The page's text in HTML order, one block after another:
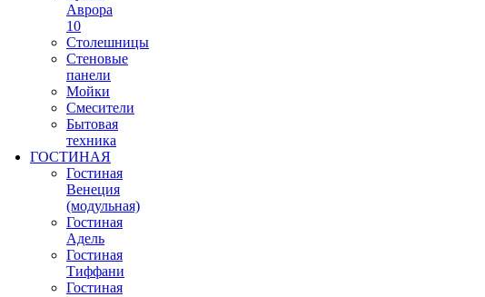
Аврора
10
Столешницы
Стеновые
панели
Мойки
Смесители
Бытовая
техника
ГОСТИНАЯ
Гостиная
Венеция
(модульная)
Гостиная
Адель
Гостиная
Тиффани
Гостиная